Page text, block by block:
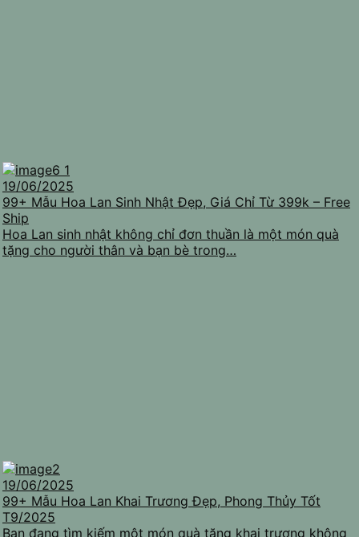
19/06/2025
99+ Mẫu Hoa Lan Sinh Nhật Đẹp, Giá Chỉ Từ 399k – Free
Ship
Hoa Lan sinh nhật không chỉ đơn thuần là một món quà
tặng cho người thân và bạn bè trong…
19/06/2025
99+ Mẫu Hoa Lan Khai Trương Đẹp, Phong Thủy Tốt
T9/2025
Bạn đang tìm kiếm một món quà tặng khai trương không